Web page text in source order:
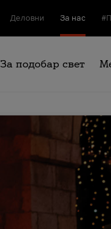
Деловни За нас
За подобар свет